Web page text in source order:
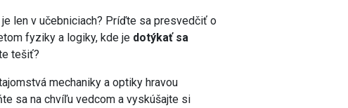
len v učebniciach? Príďte sa presvedčiť o
fyziky a logiky, kde je dotýkať sa
tešiť?
mechaniky a optiky hravou
sa na chvíľu vedcom a vyskúšajte si